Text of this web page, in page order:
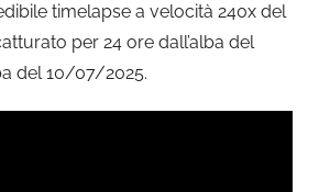
timelapse a velocità 240x del
per 24 ore dall’alba del
del 10/07/2025.